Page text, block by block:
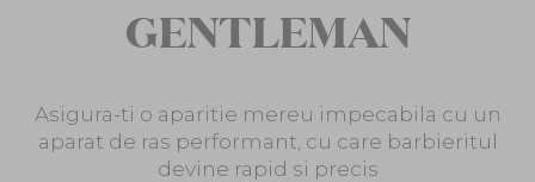
GENTLEMAN
Asigura-ti o aparitie mereu impecabila cu un
aparat de ras performant, cu care barbieritul
devine rapid si precis